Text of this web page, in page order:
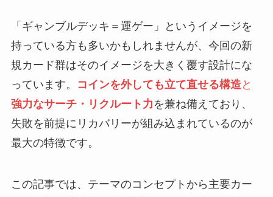
「ギャンブルデッキ＝運ゲー」というイメージを
持っている方も多いかもしれませんが、今回の新
規カード群はそのイメージを大きく覆す設計にな
っています。
コインを外しても立て直せる構造と
強力なサーチ・リクルート力 を兼ね備えており、
失敗を前提にリカバリーが組み込まれているのが
最大の特徴です。
この記事では、テーマのコンセプトから主要カー